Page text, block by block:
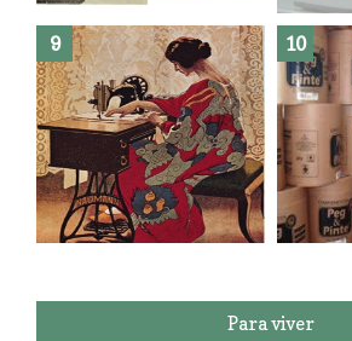
O medo
Reforma do sofá, agora é em
patchwork!
The Red
Para viver